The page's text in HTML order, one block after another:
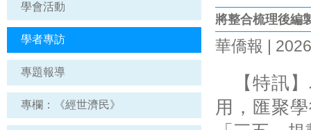
學會活動
學者專訪
專題報導
專欄：《經世濟民》
將整合梳理後編
華僑報 |
【特訊】
用，匯聚